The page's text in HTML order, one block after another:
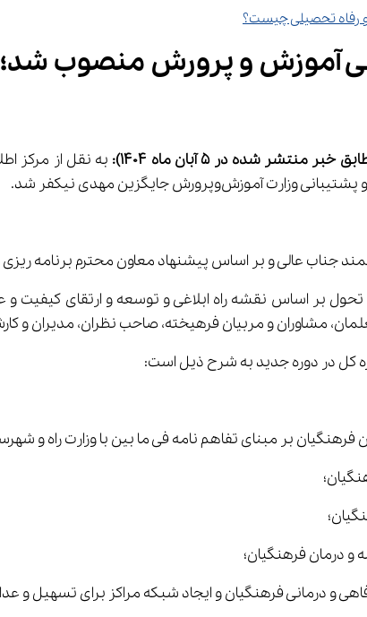
آموزش و پرورش منصوب
خبر منتشر شده در 5 آبان ماه 1404) :
جایگزین مهدی نیکفر شد.
جناب عالی و بر اساس پیشنهاد معاون محترم برنامه ریزی و
بر اساس نقشه راه ابلاغی و توسعه و ارتقای کیفیت
مشاوران و مربیان فرهیخته، صاحب نظران، مدیران
بر مبنای تفاهم نامه فی ما بین با وزارت راه و
و درمان فرهنگیان؛
و درمانی فرهنگیان و ایجاد شبکه مراکز برای تسهیل و